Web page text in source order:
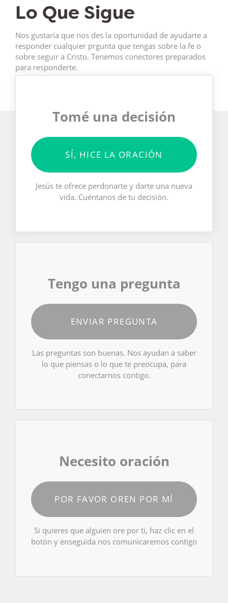
Lo Que Sigue
Nos gustaría que nos des la oportunidad de ayudarte a
responder cualquier prgunta que tengas sobre la fe o
sobre seguir a Cristo. Tenemos conectores preparados
para responderte.
Tomé una decisión
SÍ, HICE LA ORACIÓN
Jesús te ofrece perdonarte y darte una nueva
vida. Cuéntanos de tu decisión.
Tengo una pregunta
ENVIAR PREGUNTA
Las preguntas son buenas. Nos ayudan a saber
lo que piensas o lo que te preocupa, para
conectarnos contigo.
Necesito oración
POR FAVOR OREN POR MÍ
Si quieres que alguien ore por ti, haz clic en el
botón y enseguida nos comunicaremos contigo